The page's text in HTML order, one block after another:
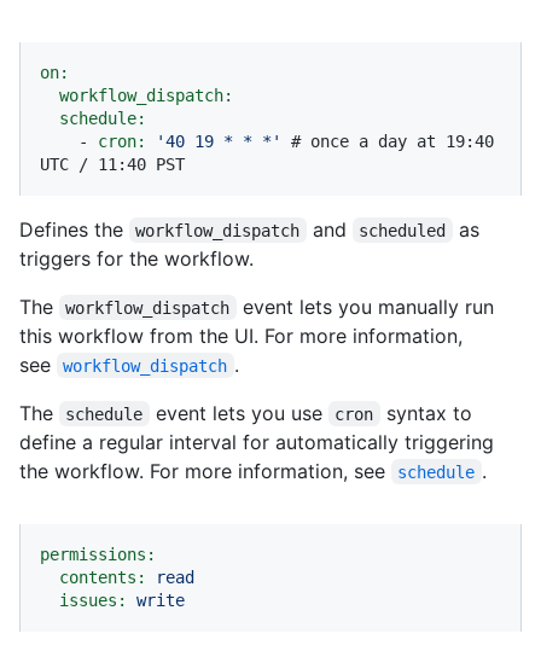
on:
workflow_dispatch:
schedule:
-
cron: '40 19 * * *'
# once a day at 19:40
UTC / 11:40 PST
Defines the workflow_dispatch and scheduled
as
triggers for the workflow.
The
workflow_dispatch
event lets you manually run
this workflow from the UI. For more information,
see
workflow_dispatch .
The
schedule event lets you use cron
syntax to
define a regular interval for automatically triggering
the workflow. For more information, see
schedule .
permissions:
contents:
read
issues:
write